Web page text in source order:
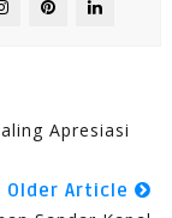
Apresiasi
Older Article